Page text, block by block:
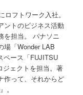
フトワーク入社。
ントのビジネス活動
を担当。 パナソニ
場「Wonder LAB
ペース「FUJITSU
ジェクトを担当。著
作って、それからど
。